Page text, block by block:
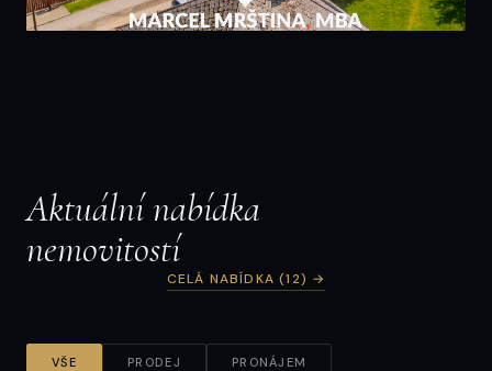
Aktuální nabídka
nemovitostí
CELÁ NABÍDKA (12) →
VŠE PRODEJ PRONÁJEM